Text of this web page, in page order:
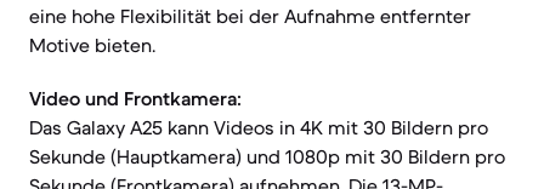
eine hohe Flexibilität bei der Aufnahme entfernter
Motive bieten.
Video und Frontkamera:
Das Galaxy A25 kann Videos in 4K mit 30 Bildern pro
Sekunde (Hauptkamera) und 1080p mit 30 Bildern pro